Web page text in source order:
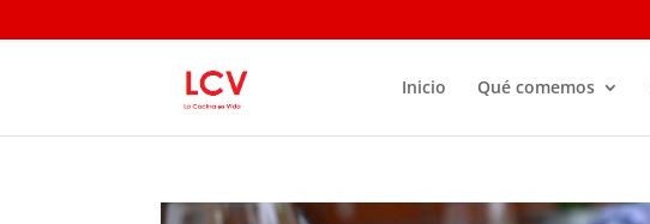
Inicio Qué comemos